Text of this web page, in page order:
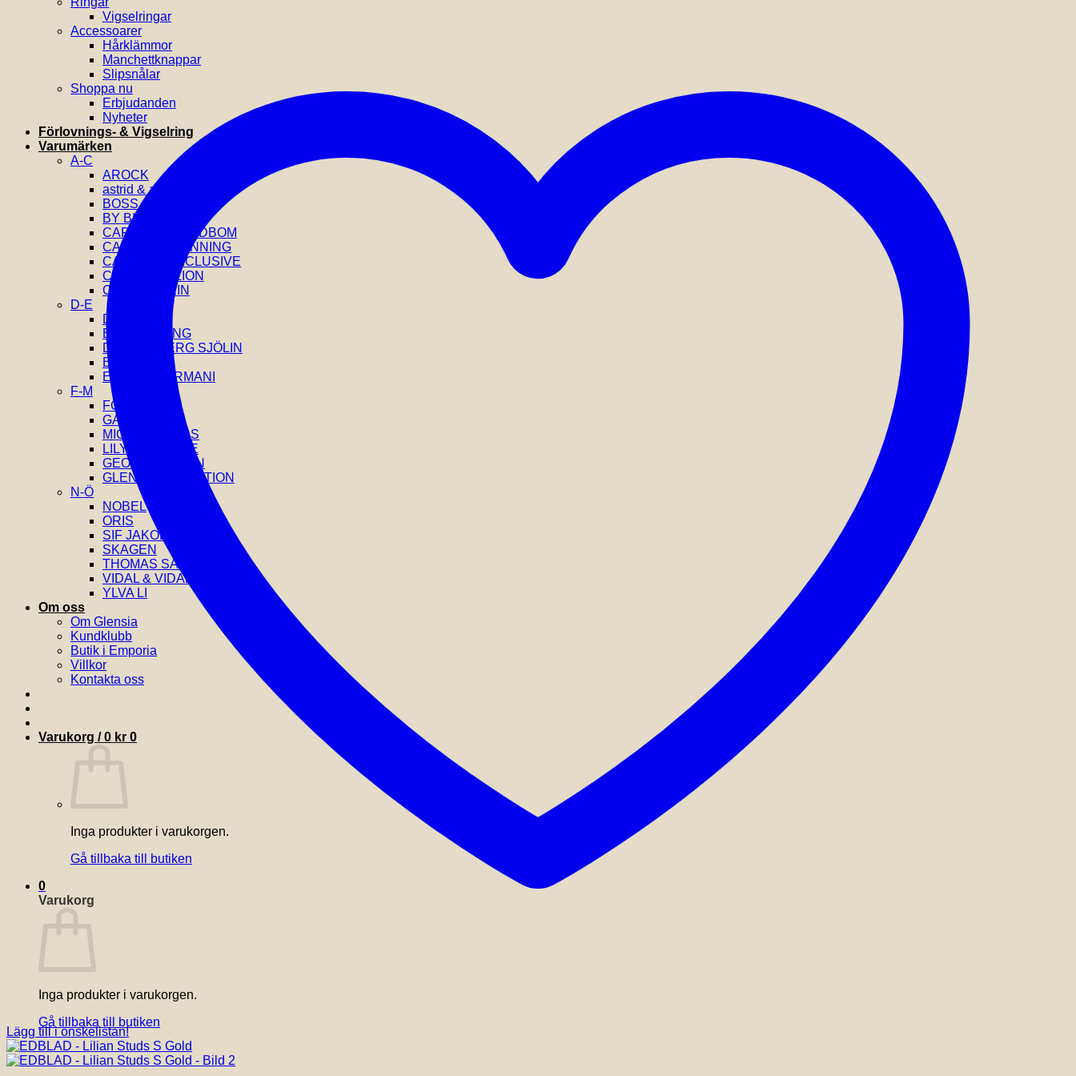
Vigselringar
Accessoarer
Hårklämmor
Manchettknappar
Slipsnålar
Shoppa nu
Erbjudanden
Nyheter
Förlovnings- & Vigselring
Varumärken
A-C
AROCK
astrid & agnes
BOSS
BY BILLGREN
CAROLINE SVEDBOM
CAROLINA GYNNING
CATWALK EXCLUSIVE
COEUR DE LION
CALVIN KLEIN
D-E
DIESEL
EFVA ATTLING
DRAKENBERG SJÖLIN
EDBLAD
EMPORIO ARMANI
F-M
FOSSIL
GANT
MICHAEL KORS
LILY AND ROSE
GEORG JENSEN
GLENSIA SELECTION
N-Ö
NOBEL
ORIS
SIF JAKOBS
SKAGEN
THOMAS SABO
VIDAL & VIDAL
YLVA LI
Om oss
Om Glensia
Kundklubb
Butik i Emporia
Villkor
Kontakta oss
Varukorg /0 kr 0
Inga produkter i varukorgen.
Gå tillbaka till butiken
0
Varukorg
Inga produkter i varukorgen.
Gå tillbaka till butiken
Lägg till i önskelistan!